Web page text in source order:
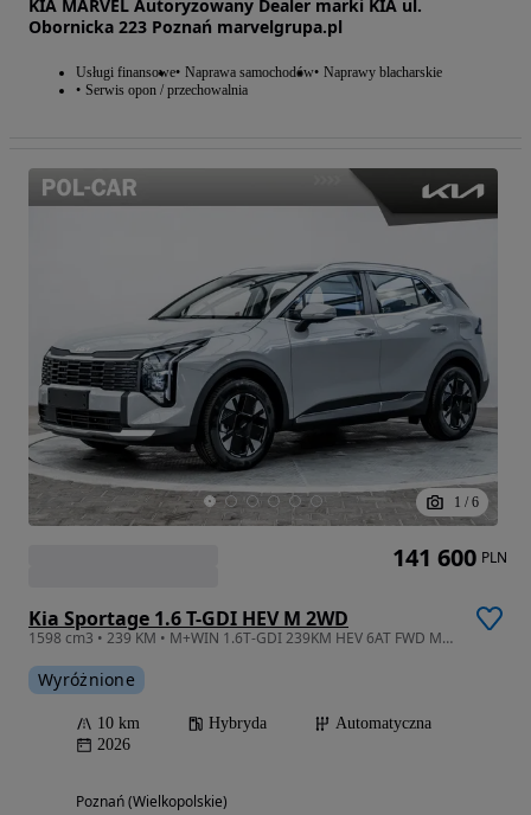
KIA MARVEL Autoryzowany Dealer marki KIA ul.
Obornicka 223 Poznań marvelgrupa.pl
Usługi finansowe Naprawa samochodów Naprawy blacharskie
Serwis opon / przechowalnia
1 / 6
Kia Sportage 1.6 T-GDI HEV M 2WD
1598 cm3 • 239 KM • M+WIN 1.6T-GDI 239KM HEV 6AT FWD MY26 Kredyt 50/50 0%, Leasing od 100%
Wyróżnione
10 km Hybryda
Automatyczna
2026
Poznań (Wielkopolskie)
141 600 PLN